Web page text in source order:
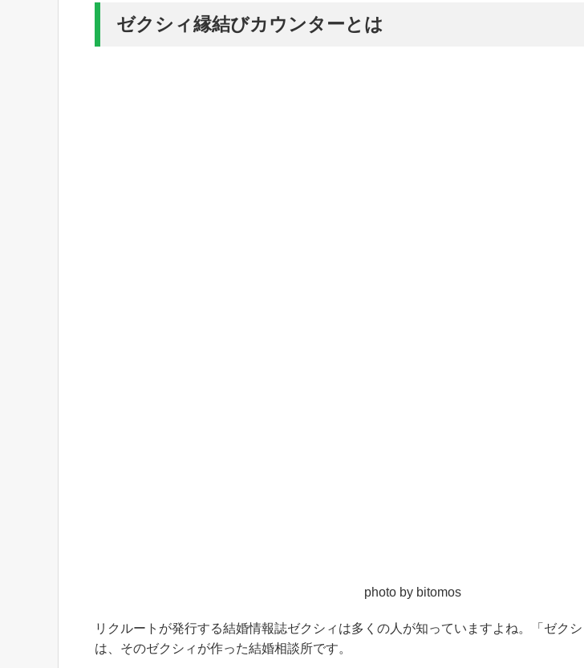
ゼクシィ縁結びカウンターとは
photo by bitomos
リクルートが発行する結婚情報誌ゼクシィは多くの人が知っていますよね。「ゼクシ
は、そのゼクシィが作った結婚相談所です。